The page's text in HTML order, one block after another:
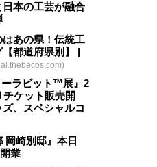
本の工芸が融合
あの県！伝統工
都道府県別】 |
ーラビット™展』2
チケット販売開
、スペシャルコ
岡崎別邸』本日
業